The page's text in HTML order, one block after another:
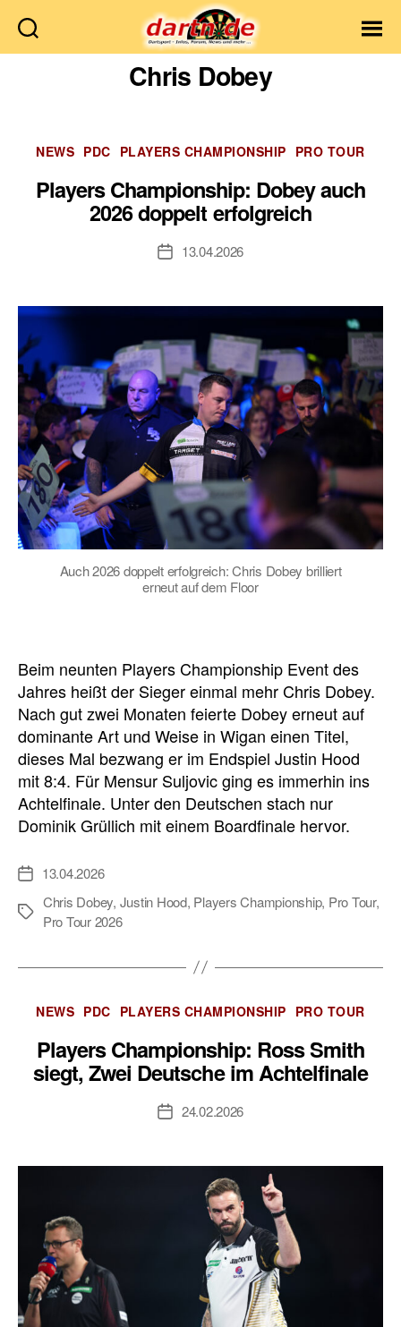
Dartn.de
Chris Dobey
Kategorien
NEWS PDC PLAYERS CHAMPIONSHIP PRO TOUR
Players Championship: Dobey auch
2026 doppelt erfolgreich
Veröffentlichungsdatum
13.04.2026
Auch 2026 doppelt erfolgreich: Chris Dobey brilliert
erneut auf dem Floor
Beim neunten Players Championship Event des
Jahres heißt der Sieger einmal mehr Chris Dobey.
Nach gut zwei Monaten feierte Dobey erneut auf
dominante Art und Weise in Wigan einen Titel,
dieses Mal bezwang er im Endspiel Justin Hood
mit 8:4. Für Mensur Suljovic ging es immerhin ins
Achtelfinale. Unter den Deutschen stach nur
Dominik Grüllich mit einem Boardfinale hervor.
Veröffentlichungsdatum
13.04.2026
Schlagwörter
Chris Dobey, Justin Hood, Players Championship, Pro Tour,
Pro Tour 2026
Kategorien
NEWS PDC PLAYERS CHAMPIONSHIP PRO TOUR
Players Championship: Ross Smith
siegt, Zwei Deutsche im Achtelfinale
Veröffentlichungsdatum
24.02.2026